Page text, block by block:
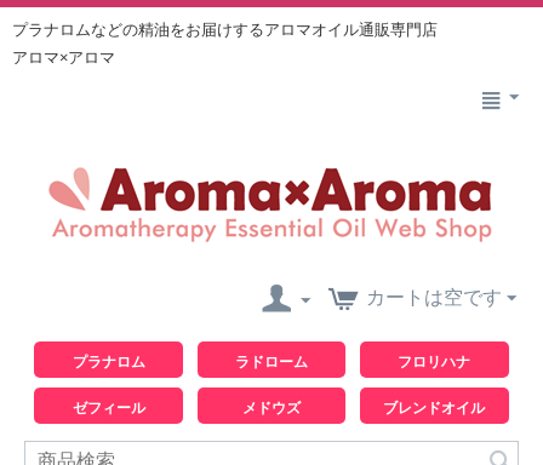
プラナロムなどの精油をお届けするアロマオイル通販専門店
アロマ×アロマ
カートは空です
プラナロム ラドローム フロリハナ
ゼフィール メドウズ ブレンドオイル